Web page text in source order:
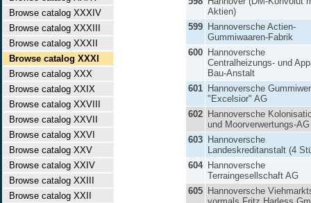
Browse catalog XXXIV
Browse catalog XXXIII
Browse catalog XXXII
Browse catalog XXXI
Browse catalog XXX
Browse catalog XXIX
Browse catalog XXVIII
Browse catalog XXVII
Browse catalog XXVI
Browse catalog XXV
Browse catalog XXIV
Browse catalog XXIII
Browse catalog XXII
Aktien)
599 Hannoversche Actien-
Gummiwaaren-Fabrik
600 Hannoversche
Centralheizungs- und
Bau-Anstalt
601 Hannoversche
"Excelsior" AG
602 Hannoversche
und Moorverwertungs-AG
603 Hannoversche
Landeskreditanstalt (4
604 Hannoversche
Terraingesellschaft AG
605 Hannoversche